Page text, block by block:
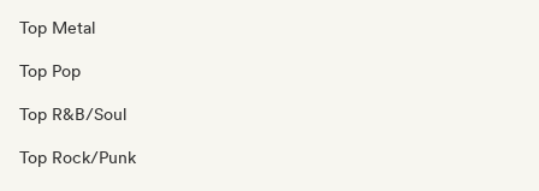
Top Metal
Top Pop
Top R&B/Soul
Top Rock/Punk